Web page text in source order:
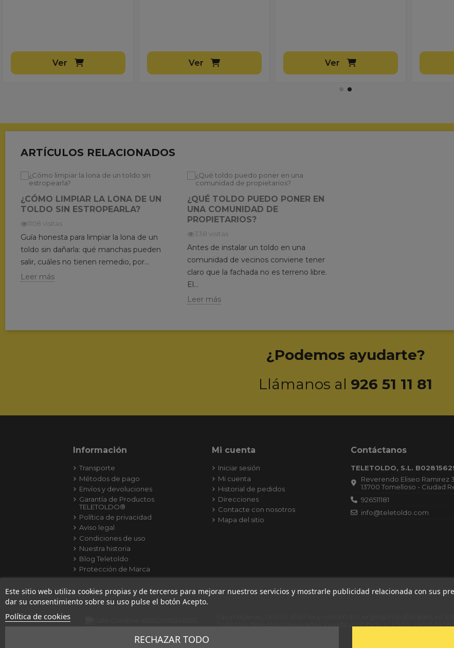
Ver Ver Ver
ARTÍCULOS RELACIONADOS
¿CÓMO LIMPIAR LA LONA DE UN
TOLDO SIN ESTROPEARLA?
1108 visitas
Guía honesta para limpiar la lona de un
toldo sin dañarla: qué manchas pueden
salir, cuáles no tienen remedio, por...
Leer más
¿QUÉ TOLDO PUEDO PONER EN
UNA COMUNIDAD DE
PROPIETARIOS?
338 visitas
Antes de instalar un toldo en una
comunidad de vecinos conviene tener
claro que la fachada no es terreno libre.
El...
Leer más
¿Podemos ayudarte?
Llámanos al 926 51 11 81
Información
Transporte
Métodos de pago
Envíos y devoluciones
Garantía de Productos
TELETOLDO®
Política de privacidad
Aviso legal
Condiciones de uso
Nuestra historia
Blog Teletoldo
Protección de Marca
Mi cuenta
Iniciar sesión
Mi cuenta
Historial de pedidos
Direcciones
Contacte con nosotros
Mapa del sitio
Contáctanos
TELETOLDO, S.L.
Reverendo Eliseo Ramirez
13700 Tomelloso - Ciudad
926511181
info@teletoldo.com
Este sitio web utiliza cookies propias y de terceros para mejorar nuestros servicios y mostrarle publicidad relacionada con sus
dar su consentimiento sobre su uso pulse el botón Acepto.
Política de cookies
RECHAZAR TODO